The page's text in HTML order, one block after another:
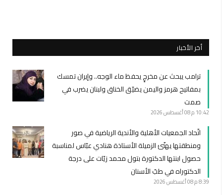
أخر الأخبار
ترامب يبحث عن مخرجٍ يحفظ ماء الوجه.. وإيران تمسك
بمفاتيح هرمز واليمن يضيّق الخناق ولبنان يضرب في
صمت
10:42 م 08 أغسطس 2026
اتّحاد الجمعيات الأهلية والأندية الرياضية في صور
ومنطقتها يهنّئ الزميلة الأستاذة هنادي عبّاس لمناسبة
حصول ابنتها الدكتورة بتول محمد زيّات على درجة
الدكتوراه في طبّ الأسنان
8:39 م 08 أغسطس 2026